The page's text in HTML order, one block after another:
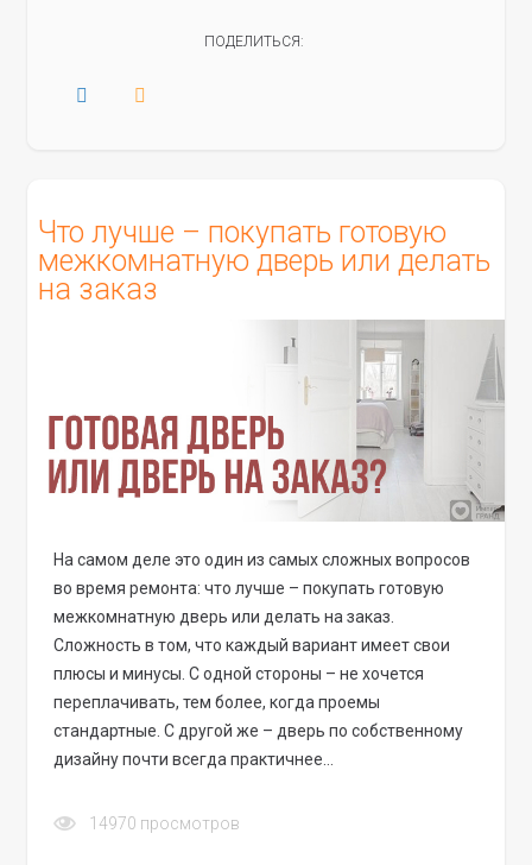
ПОДЕЛИТЬСЯ:
Что лучше – покупать готовую
межкомнатную дверь или делать
на заказ
На самом деле это один из самых сложных вопросов
во время ремонта: что лучше – покупать готовую
межкомнатную дверь или делать на заказ.
Сложность в том, что каждый вариант имеет свои
плюсы и минусы. С одной стороны – не хочется
переплачивать, тем более, когда проемы
стандартные. С другой же – дверь по собственному
дизайну почти всегда практичнее…
14970 просмотров